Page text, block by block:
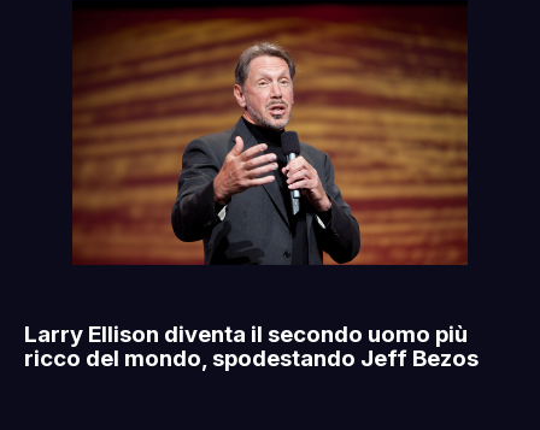
Larry Ellison diventa il secondo uomo più
ricco del mondo, spodestando Jeff Bezos